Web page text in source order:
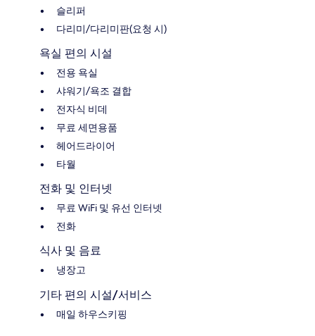
슬리퍼
다리미/다리미판(요청 시)
욕실 편의 시설
전용 욕실
샤워기/욕조 결합
전자식 비데
무료 세면용품
헤어드라이어
타월
전화 및 인터넷
무료 WiFi 및 유선 인터넷
전화
식사 및 음료
냉장고
기타 편의 시설/서비스
매일 하우스키핑